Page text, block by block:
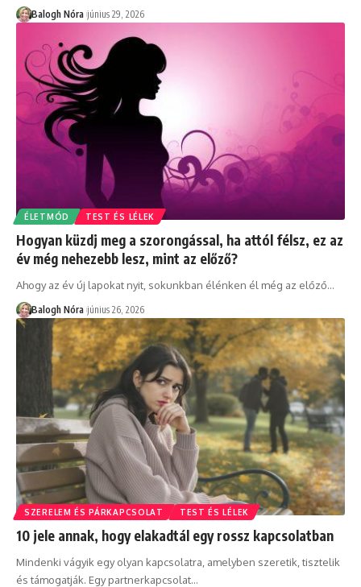
Balogh Nóra június 29, 2026
ÉLETMÓD TEST ÉS LÉLEK
Hogyan küzdj meg a szorongással, ha attól félsz, ez az
év még nehezebb lesz, mint az előző?
Ahogy az év új lapokat nyit, sokunkban élénken él még az előző…
Balogh Nóra június 26, 2026
SZERELEM ÉS PÁRKAPCSOLAT TEST ÉS LÉLEK
10 jele annak, hogy elakadtál egy rossz kapcsolatban
Mindenki vágyik egy olyan kapcsolatra, amelyben szeretik, tisztelik
és támogatják. Egy partnerkapcsolat…